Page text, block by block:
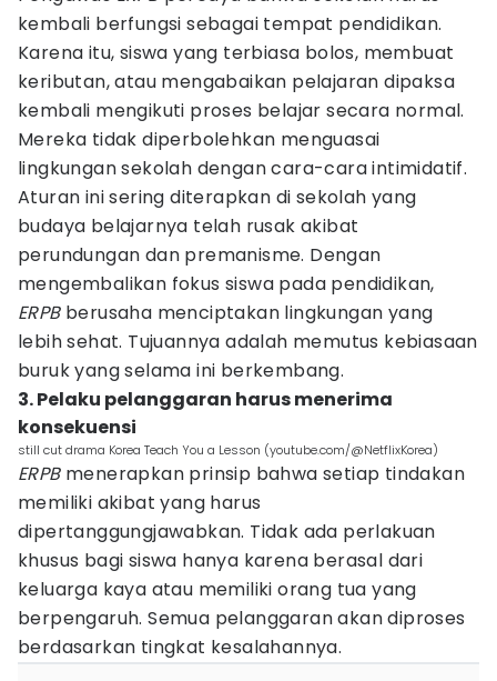
kembali berfungsi sebagai tempat pendidikan.
Karena itu, siswa yang terbiasa bolos, membuat
keributan, atau mengabaikan pelajaran dipaksa
kembali mengikuti proses belajar secara normal.
Mereka tidak diperbolehkan menguasai
lingkungan sekolah dengan cara-cara intimidatif.
Aturan ini sering diterapkan di sekolah yang
budaya belajarnya telah rusak akibat
perundungan dan premanisme. Dengan
mengembalikan fokus siswa pada pendidikan,
ERPBberusaha menciptakan lingkungan yang
lebih sehat. Tujuannya adalah memutus kebiasaan
buruk yang selama ini berkembang.
3. Pelaku pelanggaran harus menerima
konsekuensi
still cut drama Korea Teach You a Lesson (youtube.com/@NetflixKorea)
ERPBmenerapkan prinsip bahwa setiap tindakan
memiliki akibat yang harus
dipertanggungjawabkan. Tidak ada perlakuan
khusus bagi siswa hanya karena berasal dari
keluarga kaya atau memiliki orang tua yang
berpengaruh. Semua pelanggaran akan diproses
berdasarkan tingkat kesalahannya.